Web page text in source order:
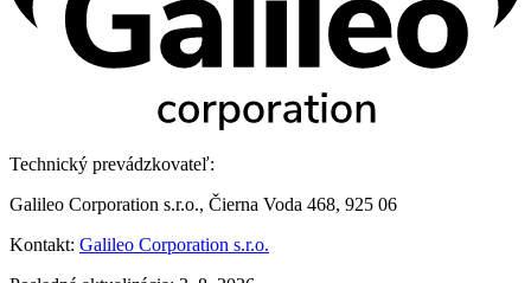
Technický prevádzkovateľ:
Galileo Corporation s.r.o., Čierna Voda 468, 925 06
Kontakt: Galileo Corporation s.r.o.